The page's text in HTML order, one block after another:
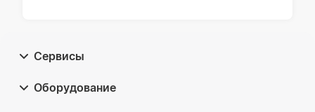
Сервисы
Оборудование